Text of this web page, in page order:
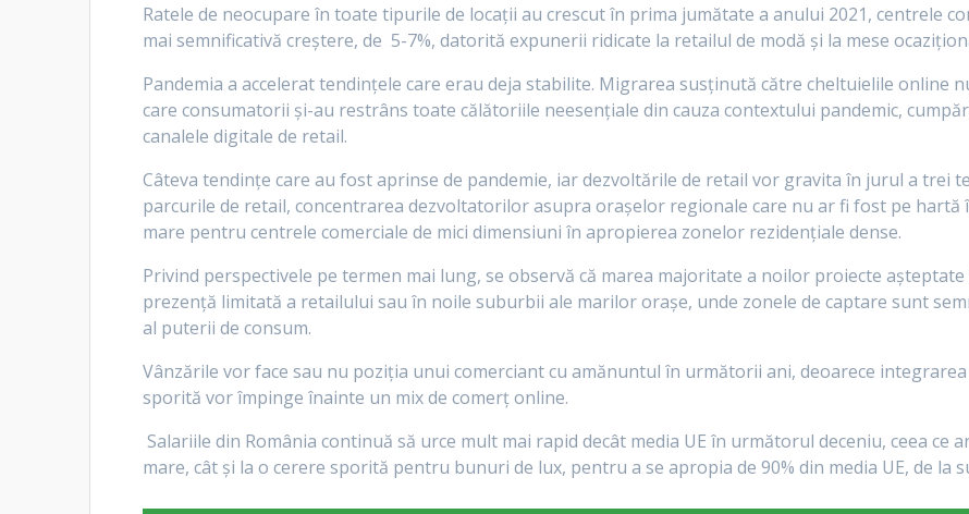
Ratele de neocupare în toate tipurile de locații au crescut în prima jumătate a anului 2021, centrele
mai semnificativă creștere, de 5-7%, datorită expunerii ridicate la retailul de modă și la mese
Pandemia a accelerat tendințele care erau deja stabilite. Migrarea susținută către cheltuielile online
care consumatorii și-au restrâns toate călătoriile neesențiale din cauza contextului pandemic,
canalele digitale de retail.
Câteva tendințe care au fost aprinse de pandemie, iar dezvoltările de retail vor gravita în jurul a trei
parcurile de retail, concentrarea dezvoltatorilor asupra orașelor regionale care nu ar fi fost pe hartă
mare pentru centrele comerciale de mici dimensiuni în apropierea zonelor rezidențiale dense.
Privind perspectivele pe termen mai lung, se observă că marea majoritate a noilor proiecte
prezență limitată a retailului sau în noile suburbii ale marilor orașe, unde zonele de captare sunt
al puterii de consum.
Vânzările vor face sau nu poziția unui comerciant cu amănuntul în următorii ani, deoarece
sporită vor împinge înainte un mix de comerț online.
Salariile din România continuă să urce mult mai rapid decât media UE în următorul deceniu, ceea ce
mare, cât și la o cerere sporită pentru bunuri de lux, pentru a se apropia de 90% din media UE, de la